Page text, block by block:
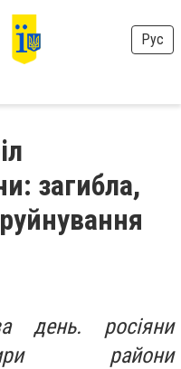
Рус
загибла,
день. росіяни
райони